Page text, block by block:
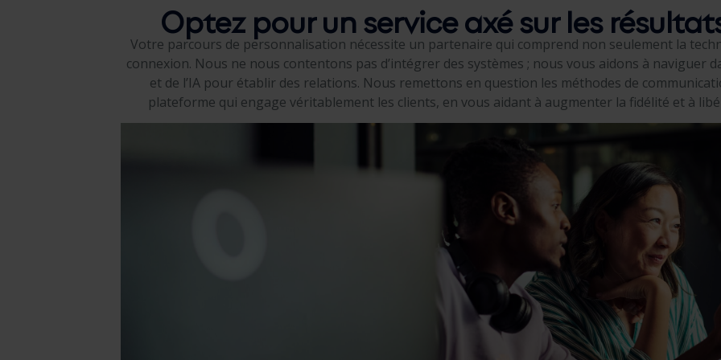
Optez pour un service axé sur les
Votre parcours de personnalisation nécessite un partenaire qui comprend non seulement la
connexion. Nous ne nous contentons pas d’intégrer des systèmes ; nous vous aidons à naviguer
et de l’IA pour établir des relations. Nous remettons en question les méthodes de
plateforme qui engage véritablement les clients, en vous aidant à augmenter la fidélité et à